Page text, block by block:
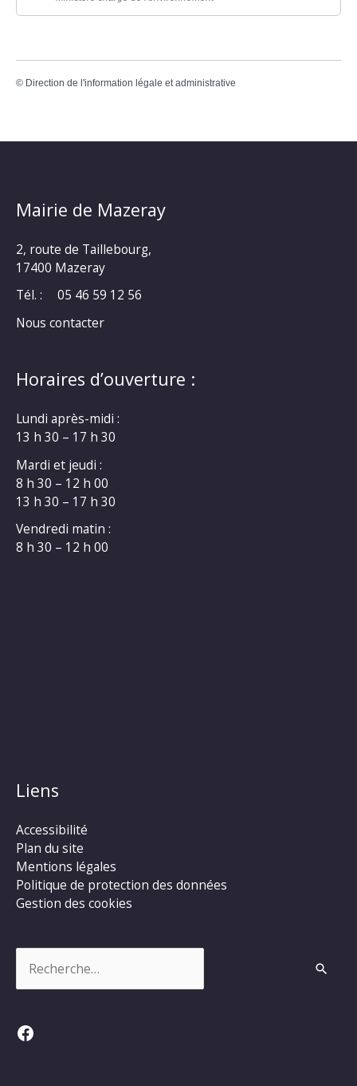
© Direction de l'information légale et administrative
Mairie de Mazeray
2, route de Taillebourg,
17400 Mazeray
Tél. :
05 46 59 12 56
Nous contacter
Horaires d’ouverture :
Lundi après-midi :
13 h 30 – 17 h 30
Mardi et jeudi :
8 h 30 – 12 h 00
13 h 30 – 17 h 30
Vendredi matin :
8 h 30 – 12 h 00
Liens
Accessibilité
Plan du site
Mentions légales
Politique de protection des données
Gestion des cookies
Facebook